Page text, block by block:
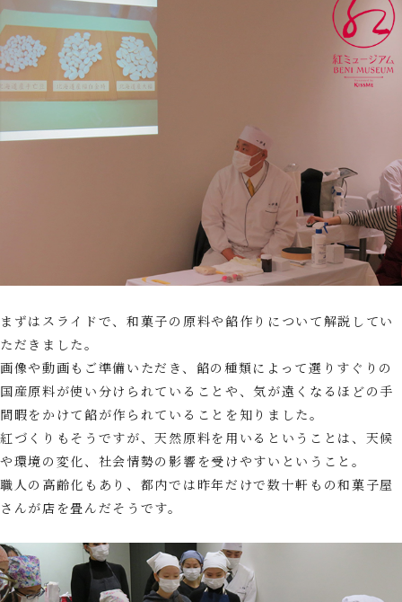
まずはスライドで、和菓子の原料や餡作りについて解説してい
ただきました。
画像や動画もご準備いただき、餡の種類によって選りすぐりの
国産原料が使い分けられていることや、気が遠くなるほどの手
間暇をかけて餡が作られていることを知りました。
紅づくりもそうですが、天然原料を用いるということは、天候
や環境の変化、社会情勢の影響を受けやすいということ。
職人の高齢化もあり、都内では昨年だけで数十軒もの和菓子屋
さんが店を畳んだそうです。